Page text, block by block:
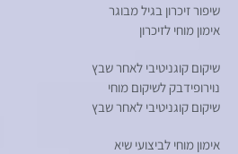
שיפור זיכרון בגיל מבוגר
אימון מוחי לזיכרון
שיקום קוגניטיבי לאחר שבץ
נוירופידבק לשיקום מוחי
שיקום קוגניטיבי לאחר שבץ
אימון מוחי לביצועי שיא